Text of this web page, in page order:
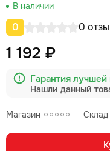
0 0
Магазин Склад
В наличии
1 192 ₽
Гарантия
Нашли данный